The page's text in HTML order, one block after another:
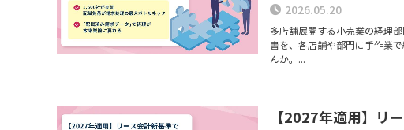
2026.05.20
多店舗展開する小売業の経理
書を、各店舗や部門に手作業
んか。...
【2027年適用】リ